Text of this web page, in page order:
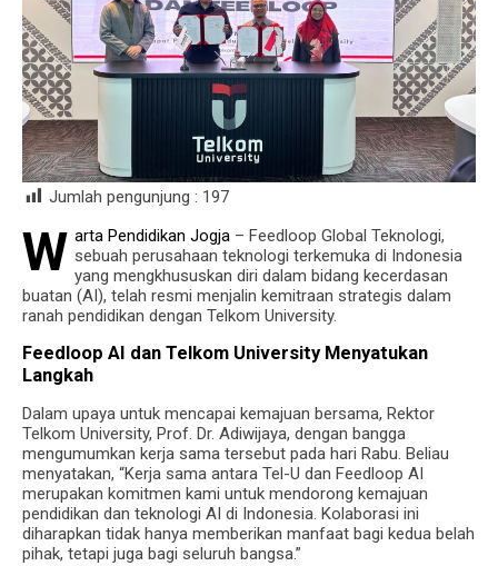
Jumlah pengunjung : 197
W arta Pendidikan Jogja – Feedloop Global Teknologi,
sebuah perusahaan teknologi terkemuka di Indonesia
yang mengkhususkan diri dalam bidang kecerdasan
buatan (AI), telah resmi menjalin kemitraan strategis dalam
ranah pendidikan dengan Telkom University.
Feedloop AI dan Telkom University Menyatukan
Langkah
Dalam upaya untuk mencapai kemajuan bersama, Rektor
Telkom University, Prof. Dr. Adiwijaya, dengan bangga
mengumumkan kerja sama tersebut pada hari Rabu. Beliau
menyatakan, “Kerja sama antara Tel-U dan Feedloop AI
merupakan komitmen kami untuk mendorong kemajuan
pendidikan dan teknologi AI di Indonesia. Kolaborasi ini
diharapkan tidak hanya memberikan manfaat bagi kedua belah
pihak, tetapi juga bagi seluruh bangsa.”